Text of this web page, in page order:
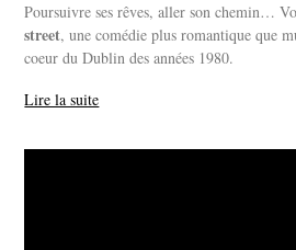
Poursuivre ses rêves, aller son chemin…
street, une comédie plus romantique que
coeur du Dublin des années 1980.
Lire la suite